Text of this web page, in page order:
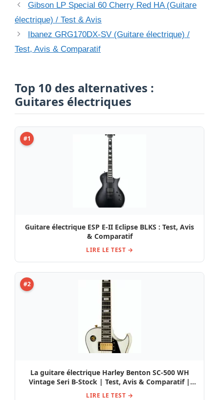
Gibson LP Special 60 Cherry Red HA (Guitare
électrique) / Test & Avis
Ibanez GRG170DX-SV (Guitare électrique) /
Test, Avis & Comparatif
Top 10 des alternatives :
Guitares électriques
#1
Guitare électrique ESP E-II Eclipse BLKS : Test, Avis
& Comparatif
LIRE LE TEST →
#2
La guitare électrique Harley Benton SC-500 WH
Vintage Seri B-Stock | Test, Avis & Comparatif |
E.G.L
LIRE LE TEST →